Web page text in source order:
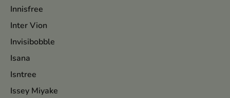
Innisfree
Inter Vion
Invisibobble
Isana
Isntree
Issey Miyake